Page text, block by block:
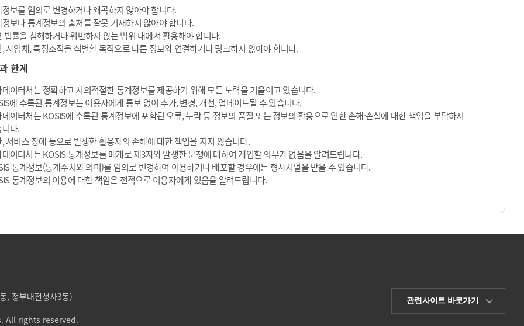
보를 임의로 변경하거나 왜곡하지 않아야 합니다.
보나 통계정보의 출처를 잘못 기재하지 않아야 합니다.
법률을 침해하거나 위반하지 않는 범위 내에서 활용해야 합니다.
, 사업체, 특정조직을 식별할 목적으로 다른 정보와 연결하거나 링크하지 않아야 합니다.
한계
이터처는 정확하고 시의적절한 통계정보를 제공하기 위해 모든 노력을 기울이고 있습니다.
에 수록된 통계정보는 이용자에게 통보 없이 추가, 변경, 개선, 업데이트될 수 있습니다.
이터처는 KOSIS에 수록된 통계정보에 포함된 오류, 누락 등 정보의 품질 또는 정보의 활용으로 인한 손해·손실에 대한 책임을 부담하지
다.
서비스 장애 등으로 발생한 활용자의 손해에 대한 책임을 지지 않습니다.
이터처는 KOSIS 통계정보를 매개로 제3자와 발생한 분쟁에 대하여 개입할 의무가 없음을 알려드립니다.
통계정보(통계수치와 의미)를 임의로 변경하여 이용하거나 배포할 경우에는 형사처벌을 받을 수 있습니다.
통계정보의 이용에 대한 책임은 전적으로 이용자에게 있음을 알려드립니다.
, 정부대전청사3동)
All rights reserved.
관련사이트 바로가기